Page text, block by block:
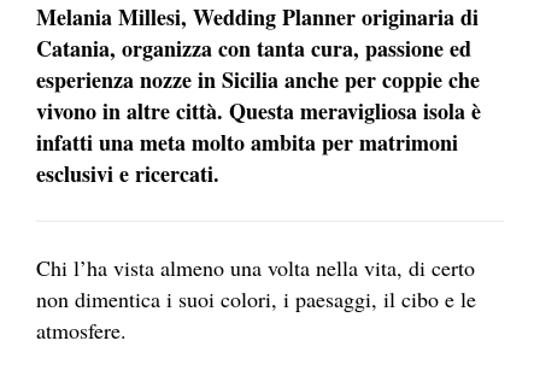
Melania Millesi, Wedding Planner originaria di
Catania, organizza con tanta cura, passione ed
esperienza nozze in Sicilia anche per coppie che
vivono in altre città. Questa meravigliosa isola è
infatti una meta molto ambita per matrimoni
esclusivi e ricercati.
Chi l’ha vista almeno una volta nella vita, di certo
non dimentica i suoi colori, i paesaggi, il cibo e le
atmosfere.